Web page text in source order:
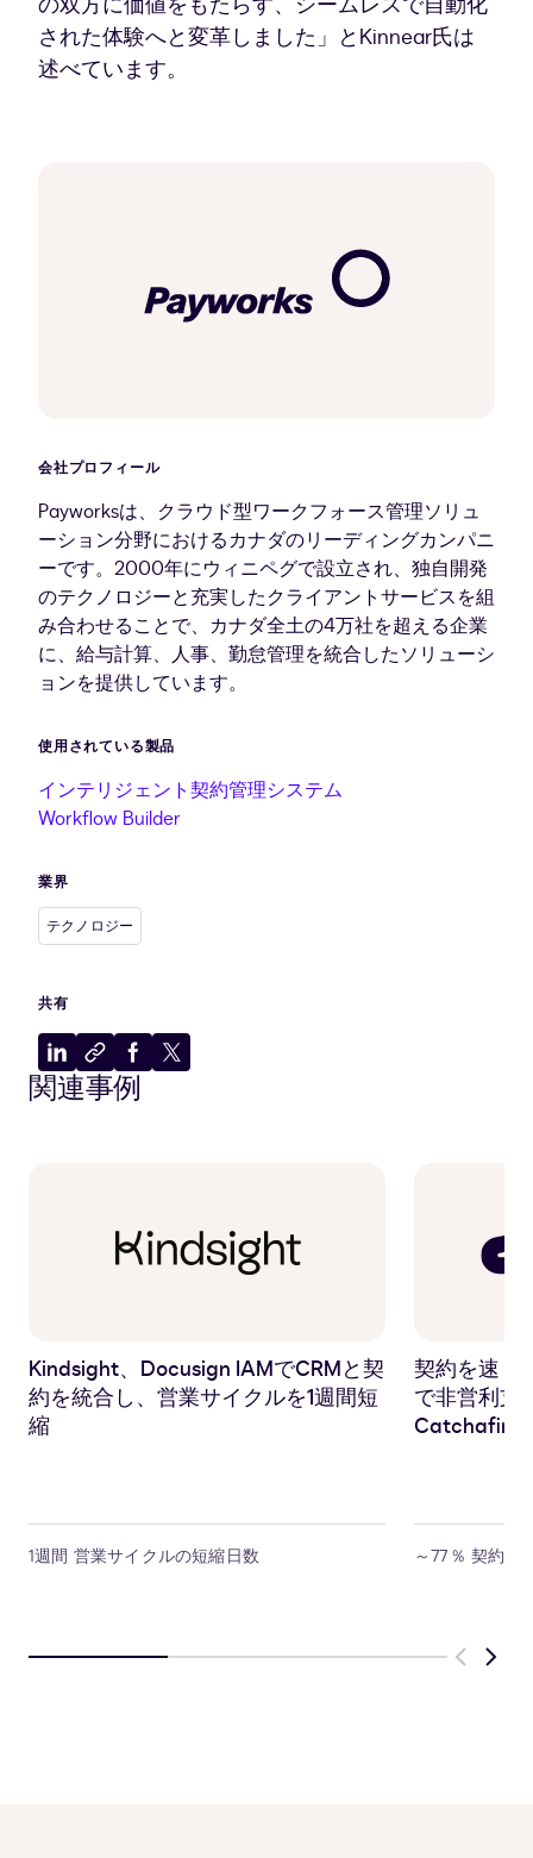
された体験へと変革しました」とKinnear氏は
述べています。
会社プロフィール
Payworksは、クラウド型ワークフォース管理ソリュ
ーション分野におけるカナダのリーディングカンパニ
ーです。2000年にウィニペグで設立され、独自開発
のテクノロジーと充実したクライアントサービスを組
み合わせることで、カナダ全土の4万社を超える企業
に、給与計算、人事、勤怠管理を統合したソリューシ
ョンを提供しています。
使用されている製品
インテリジェント契約管理システム
Workflow Builder
業界
テクノロジー
共有
LinkedIn
に
ク
リ
Facebook
に
X
関連事例
Kindsight、Docusign IAMでCRMと契
約を統合し、営業サイクルを1週間短
縮
1週間 営業サイクルの短縮日数
契約を速く
で非営利支
Catchafire
～77％ 契約文
Previous
Next